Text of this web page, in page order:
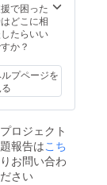
謝の気
持ちを
込め
て、お
礼の
メッ
をお送
りしま
す。 活
動の報
告と写
真の添
付（数
のメッ
セー
ジ】 感
謝の気
持ちを
込め
礼の
メッ
セージ
をお送
りしま
す。 活
動の報
で困った
どこに相
たらいい
か？
プページを
ロジェクト
報告はこち
お問い合わ
さい